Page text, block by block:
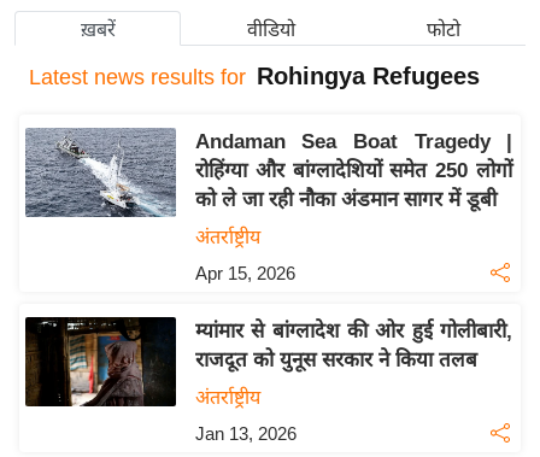
ष्ट्री
अं
र्रा
ष्ट्री
य
स
उ
द्यो
ख़बरें वीडियो फोटो
Latest news results for Rohingya Refugees
Andaman Sea Boat Tragedy |
रोहिंग्या और बांग्लादेशियों समेत 250 लोगों
को ले जा रही नौका अंडमान सागर में डूबी
अंतर्राष्ट्रीय
Apr 15, 2026
म्यांमार से बांग्लादेश की ओर हुई गोलीबारी,
राजदूत को युनूस सरकार ने किया तलब
अंतर्राष्ट्रीय
Jan 13, 2026